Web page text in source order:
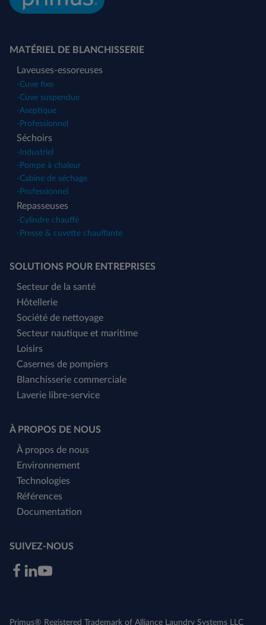
MATÉRIEL DE BLANCHISSERIE
Laveuses-essoreuses
-Cuve fixe
-Cuve suspendue
-Aseptique
- Professionnel
Séchoirs
- Industriel
- Pompe à chaleur
-Cabine de séchage
- Professionnel
Repasseuses
-Cylindre chauffé
- Presse & cuvette chauffante
SOLUTIONS POUR ENTREPRISES
Secteur de la santé
Hôtellerie
Société de nettoyage
Secteur nautique et maritime
Loisirs
Casernes de pompiers
Blanchisserie commerciale
Laverie libre-service
À PROPOS DE NOUS
À propos de nous
Environnement
Technologies
Références
Documentation
SUIVEZ-NOUS
Primus® Registered Trademark of Alliance Laundry Systems LLC